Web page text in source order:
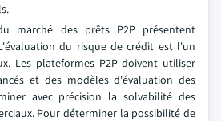
marché des prêts P2P présentent
du risque de crédit est l'un
Les plateformes P2P doivent utiliser
et des modèles d'évaluation des
avec précision la solvabilité des
Pour déterminer la possibilité de